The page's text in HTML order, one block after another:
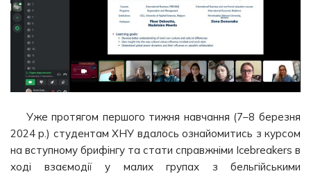
Уже протягом першого тижня навчання (7–8 березня
2024 р.) студентам ХНУ вдалось ознайомитись з курсом
на вступному брифінгу та стати справжніми Icebreakers в
ході взаємодії у малих групах з бельгійськими